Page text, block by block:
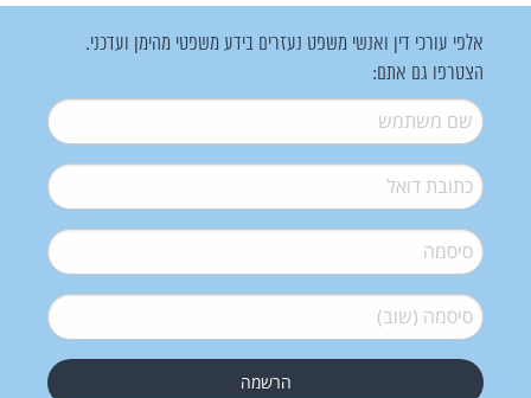
אלפי עורכי דין ואנשי משפט נעזרים בידע משפטי מהימן ועדכני.
הצטרפו גם אתם:
שם משתמש*
דואל*
סיסמה*
סיסמה (שוב)*